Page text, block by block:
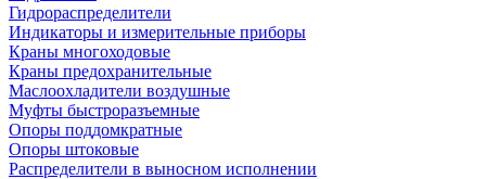
Гидрораспределители
Индикаторы и измерительные приборы
Краны многоходовые
Краны предохранительные
Маслоохладители воздушные
Муфты быстроразъемные
Опоры поддомкратные
Опоры штоковые
Распределители в выносном исполнении